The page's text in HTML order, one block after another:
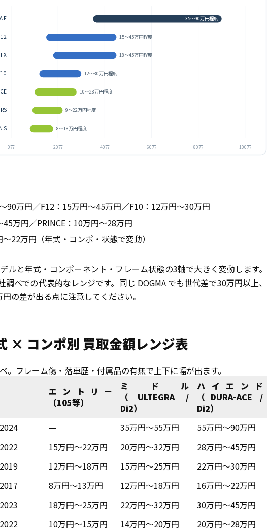
0万 20万 40万 60万 80万 100万
F 35〜90万円程度
15〜45万円程度
18〜45万円程度
12〜30万円程度
10〜28万円程度
9〜22万円程度
S 8〜18万円程度
90万円／F12：15万円〜45万円／F10：12万円〜30万円
45万円／PRINCE：10万円〜28万円
22万円（年式・コンポ・状態で変動）
ルと年式・コンポーネント・フレーム状態の3軸で大きく変動します。
べでの代表的なレンジです。同じ DOGMA でも世代差で30万円以上、
の差が出る点に注意してください。
× コンポ別 買取金額レンジ表
エントリー
（105等）
ミドル
（ULTEGRA /
Di2）
ハイエンド
（DURA-ACE /
Di2）
— 35万円〜55万円
55万円〜90万円
15万円〜22万円 20万円〜32万円
28万円〜45万円
12万円〜18万円 15万円〜25万円
22万円〜30万円
8万円〜13万円 12万円〜18万円
16万円〜22万円
18万円〜25万円 22万円〜32万円
30万円〜45万円
10万円〜15万円 14万円〜20万円 20万円〜28万円
フレーム傷・落車歴・付属品の有無で上下に幅が出ます。